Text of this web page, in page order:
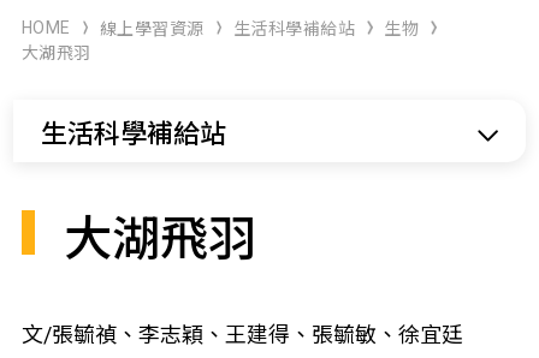
科學研習月刊
HOME 線上學習資源 生活科學補給站
生物
大湖飛羽
生活科學補給站
大湖飛羽
文/張毓禎、李志穎、王建得、張毓敏、徐宜廷